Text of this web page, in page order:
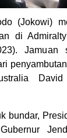
(Jokowi)
di
bundar,